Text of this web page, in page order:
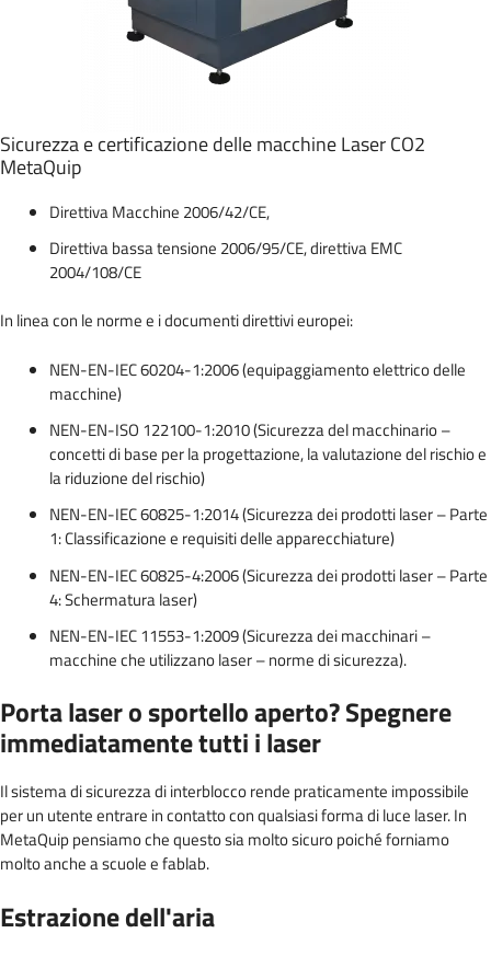
Sicurezza e certificazione delle macchine Laser CO2
MetaQuip
Direttiva Macchine 2006/42/CE,
Direttiva bassa tensione 2006/95/CE, direttiva EMC
2004/108/CE
In linea con le norme e i documenti direttivi europei:
NEN-EN-IEC 60204-1:2006 (equipaggiamento elettrico delle
macchine)
NEN-EN-ISO 122100-1:2010 (Sicurezza del macchinario –
concetti di base per la progettazione, la valutazione del rischio e
la riduzione del rischio)
NEN-EN-IEC 60825-1:2014 (Sicurezza dei prodotti laser – Parte
1: Classificazione e requisiti delle apparecchiature)
NEN-EN-IEC 60825-4:2006 (Sicurezza dei prodotti laser – Parte
4: Schermatura laser)
NEN-EN-IEC 11553-1:2009 (Sicurezza dei macchinari –
macchine che utilizzano laser – norme di sicurezza).
Porta laser o sportello aperto? Spegnere
immediatamente tutti i laser
Il sistema di sicurezza di interblocco rende praticamente impossibile
per un utente entrare in contatto con qualsiasi forma di luce laser. In
MetaQuip pensiamo che questo sia molto sicuro poiché forniamo
molto anche a scuole e fablab.
Estrazione dell'aria